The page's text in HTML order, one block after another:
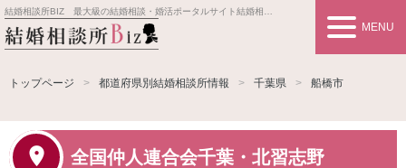
結婚相談所BIZ 最大級の結婚相談・婚活ポータルサイト結婚相談所事業者情報や婚活お見合いの悩み、対策を紹介します。
MENU
トップページ 都道府県別結婚相談所情報 千葉県 船橋市
全国仲人連合会千葉・北習志野